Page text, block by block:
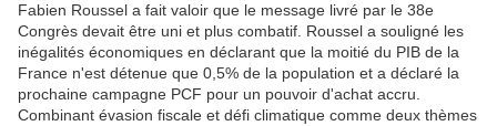
Fabien Roussel a fait valoir que le message livré par le 38e
Congrès devait être uni et plus combatif. Roussel a souligné les
inégalités économiques en déclarant que la moitié du PIB de la
France n'est détenue que 0,5% de la population et a déclaré la
prochaine campagne PCF pour un pouvoir d'achat accru.
Combinant évasion fiscale et défi climatique comme deux thèmes